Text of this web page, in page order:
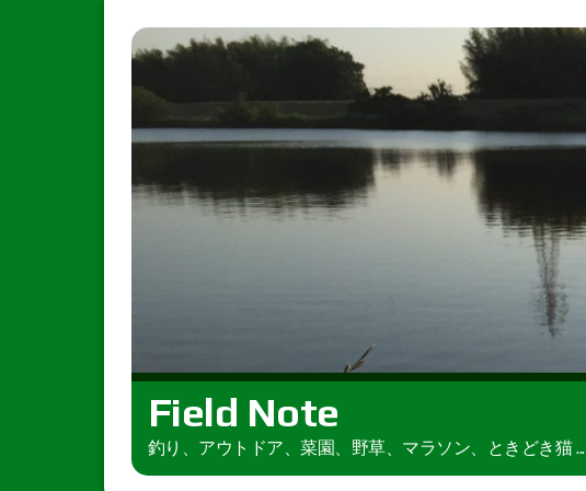
Field Note
釣り、アウトドア、菜園、野草、マラソン、ときどき猫 ...